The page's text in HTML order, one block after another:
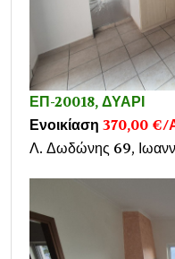
ΕΠ-20018, ΔΥΑΡΙ
Ενοικίαση 370,00 €/
Λ. Δωδώνης 69,